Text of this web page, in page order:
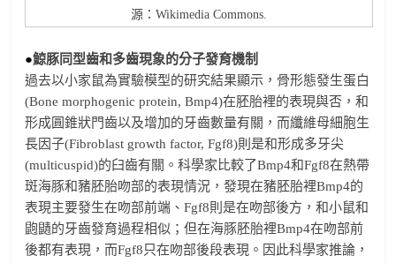
源：Wikimedia Commons.
●鯨豚同型齒和多齒現象的分子發育機制
過去以小家鼠為實驗模型的研究結果顯示，骨形態發生蛋白
(Bone morphogenic protein, Bmp4)在胚胎裡的表現與否，和
形成圓錐狀門齒以及增加的牙齒數量有關，而纖維母細胞生
長因子(Fibroblast growth factor, Fgf8)則是和形成多牙尖
(multicuspid)的臼齒有關。科學家比較了Bmp4和Fgf8在熱帶
斑海豚和豬胚胎吻部的表現情況，發現在豬胚胎裡Bmp4的
表現主要發生在吻部前端、Fgf8則是在吻部後方，和小鼠和
鼩鼱的牙齒發育過程相似；但在海豚胚胎裡Bmp4在吻部前
後都有表現，而Fgf8只在吻部後段表現。因此科學家推論，